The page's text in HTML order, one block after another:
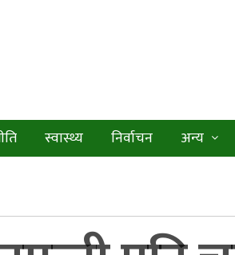
स्वास्थ्य निर्वाचन अन्य